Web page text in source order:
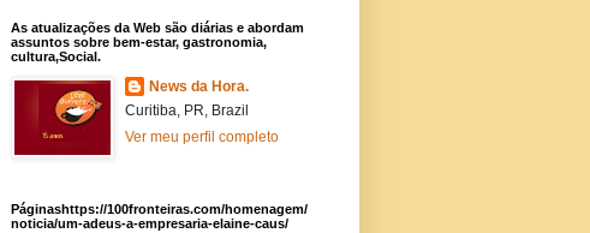
As atualizações da Web são diárias e abordam
assuntos sobre bem-estar, gastronomia,
cultura,Social.
News da Hora.
Curitiba, PR, Brazil
Ver meu perfil completo
Páginashttps://100fronteiras.com/homenagem/
noticia/um-adeus-a-empresaria-elaine-caus/